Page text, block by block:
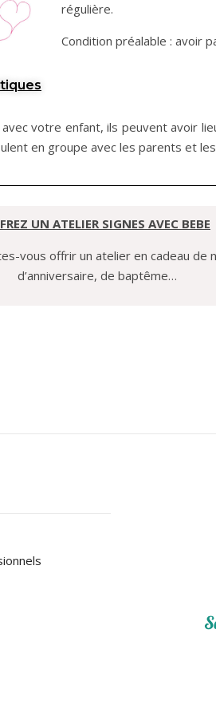
régulière.
Condition préalable : avoir
votre enfant, ils peuvent avoir
en groupe avec les parents et
UN ATELIER SIGNES AVEC BEBE
vous offrir un atelier en cadeau de
d’anniversaire, de baptême…